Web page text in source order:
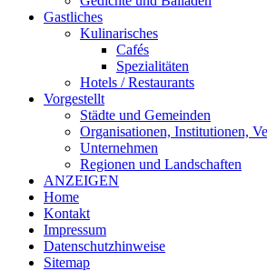
Gastliches
Kulinarisches
Cafés
Spezialitäten
Hotels / Restaurants
Vorgestellt
Städte und Gemeinden
Organisationen, Institutionen,
Unternehmen
Regionen und Landschaften
ANZEIGEN
Home
Kontakt
Impressum
Datenschutzhinweise
Sitemap